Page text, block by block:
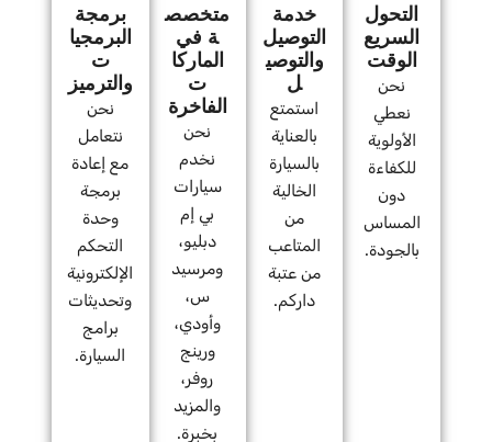
التحول
السريع
الوقت
نحن
نعطي
الأولوية
للكفاءة
دون
المساس
بالجودة.
خدمة
التوصيل
والتوصي
ل
استمتع
بالعناية
بالسيارة
الخالية
من
المتاعب
من عتبة
داركم.
متخصص
ة في
الماركا
ت
الفاخرة
نحن
نخدم
سيارات
بي إم
دبليو،
ومرسيد
س،
وأودي،
ورينج
روفر،
والمزيد
بخبرة.
برمجة
البرمجيا
ت
والترميز
نحن
نتعامل
مع إعادة
برمجة
وحدة
التحكم
الإلكترونية
وتحديثات
برامج
السيارة.